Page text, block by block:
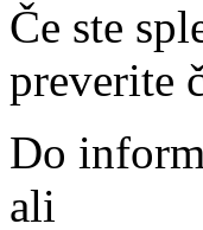
Če ste
preverite
Do
ali